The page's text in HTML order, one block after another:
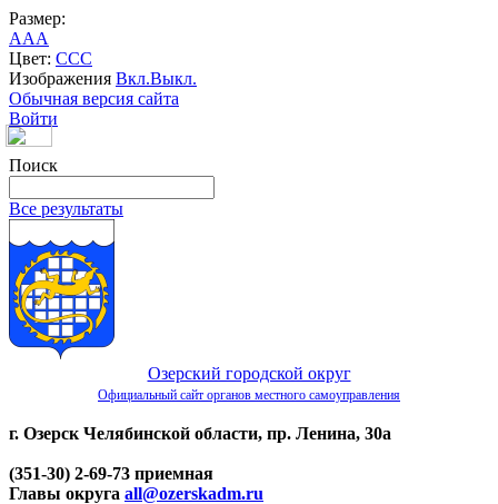
Размер:
AAA
Цвет: CCC
Изображения Вкл.Выкл.
Обычная версия сайта
Войти
Поиск
Все результаты
Озерский городской округ
Официальный сайт органов местного самоуправления
г. Озерск Челябинской области, пр. Ленина, 30а
(351-30) 2-69-73 приемная
Главы округа all@ozerskadm.ru